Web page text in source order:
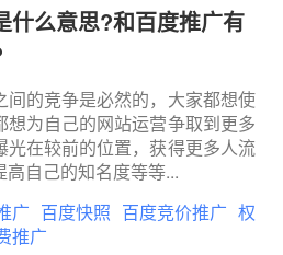
什么意思?和百度推广有
间的竞争是必然的，大家都想使
想为自己的网站运营争取到更多
光在较前的位置，获得更多人流
高自己的知名度等等...
广 百度快照 百度竞价推广 权
推广